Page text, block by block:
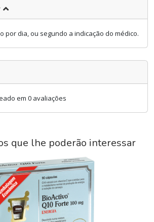
por dia, ou segundo a indicação do médico.
em 0 avaliações
que lhe poderão interessar